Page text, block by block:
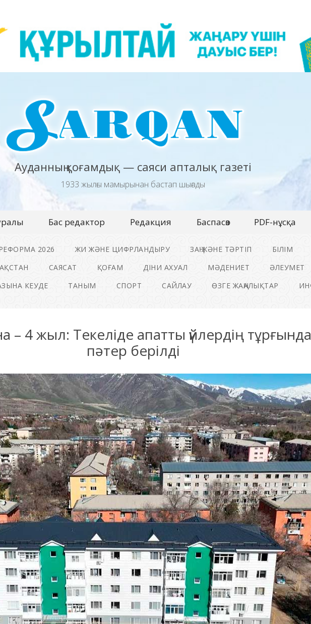
Ауданның қоғамдық — саяси апталық газеті
1933 жылғы мамырынан бастап шығады
Бас редактор Редакция Баспасөз PDF-нұсқа
2026 ЖИ ЖӘНЕ ЦИФРЛАНДЫРУ ЗАҢ ЖӘНЕ ТӘРТІП БІЛІМ
САЯСАТ ҚОҒАМ ДІНИ АХУАЛ МӘДЕНИЕТ ӘЛЕУМЕТ
КЕУДЕ ТАНЫМ СПОРТ САЙЛАУ ӨЗГЕ ЖАҢАЛЫҚТАР
– 4 жыл: Текеліде апатты үйлердің
пәтер берілді